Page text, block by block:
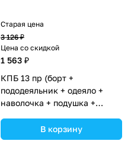
Старая цена
3 126 ₽
Цена со скидкой
1 563 ₽
КПБ 13 пр (борт +
пододеяльник + одеяло +
наволочка + подушка +
(№1146-0-1бб_03) цвета в
ассортименте.
В корзину